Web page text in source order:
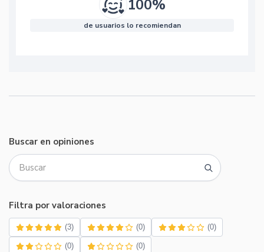
100%
de usuarios lo recomiendan
Buscar en opiniones
Filtra por valoraciones
(3) (0) (0)
(0) (0)